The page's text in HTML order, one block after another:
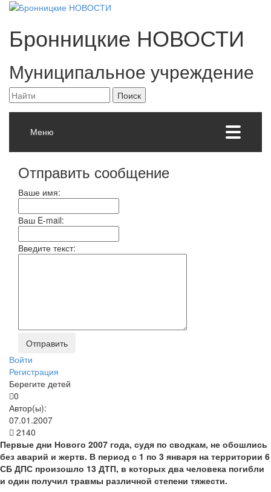
Бронницкие НОВОСТИ
Муниципальное учреждение
Меню
Отправить сообщение
Ваше имя:
Ваш E-mail:
Введите текст:
Войти
Регистрация
Берегите детей
0
Автор(ы):
07.01.2007
2140
Первые дни Нового 2007 года, судя по сводкам, не обошлись
без аварий и жертв. В период с 1 по 3 января на территории 6
СБ ДПС произошло 13 ДТП, в которых два человека погибли
и один получил травмы различной степени тяжести.